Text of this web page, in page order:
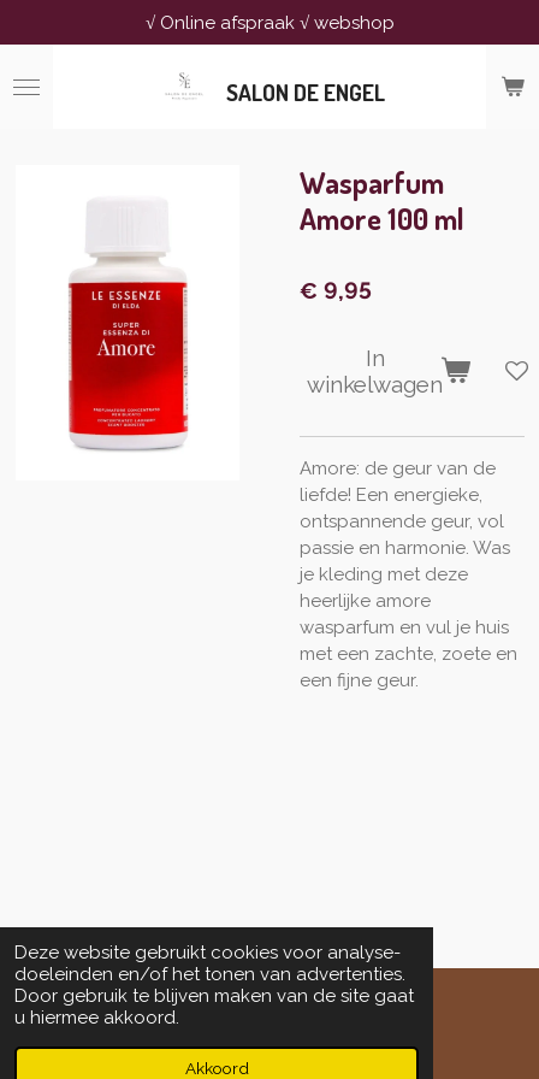
Deze website gebruikt cookies voor analyse-
doeleinden en/of het tonen van advertenties.
Door gebruik te blijven maken van de site gaat
u hiermee akkoord.
Akkoord
direct
naar
SALON DE ENGEL
√ Online afspraak √ webshop
Wasparfum
Amore 100 ml
€ 9,95
In
winkelwagen
Amore: de geur van de
liefde! Een energieke,
ontspannende geur, vol
passie en harmonie. Was
je kleding met deze
heerlijke amore
wasparfum en vul je huis
met een zachte, zoete en
een fijne geur.
© 2023 - 2026 www.salondeengel.nl
Powered byJouwWeb